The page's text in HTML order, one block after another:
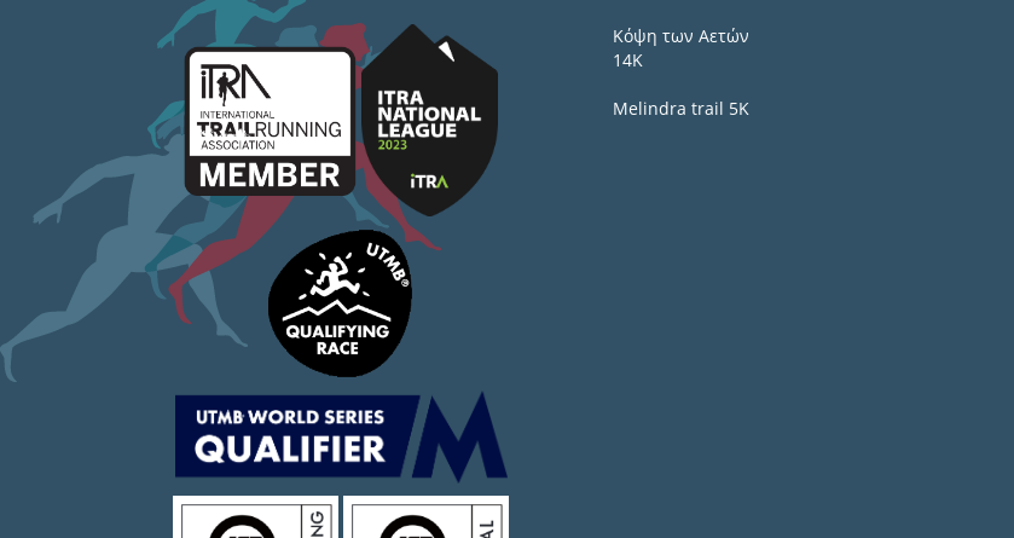
Κόψη των Αετών
14Κ
Melindra trail 5Κ